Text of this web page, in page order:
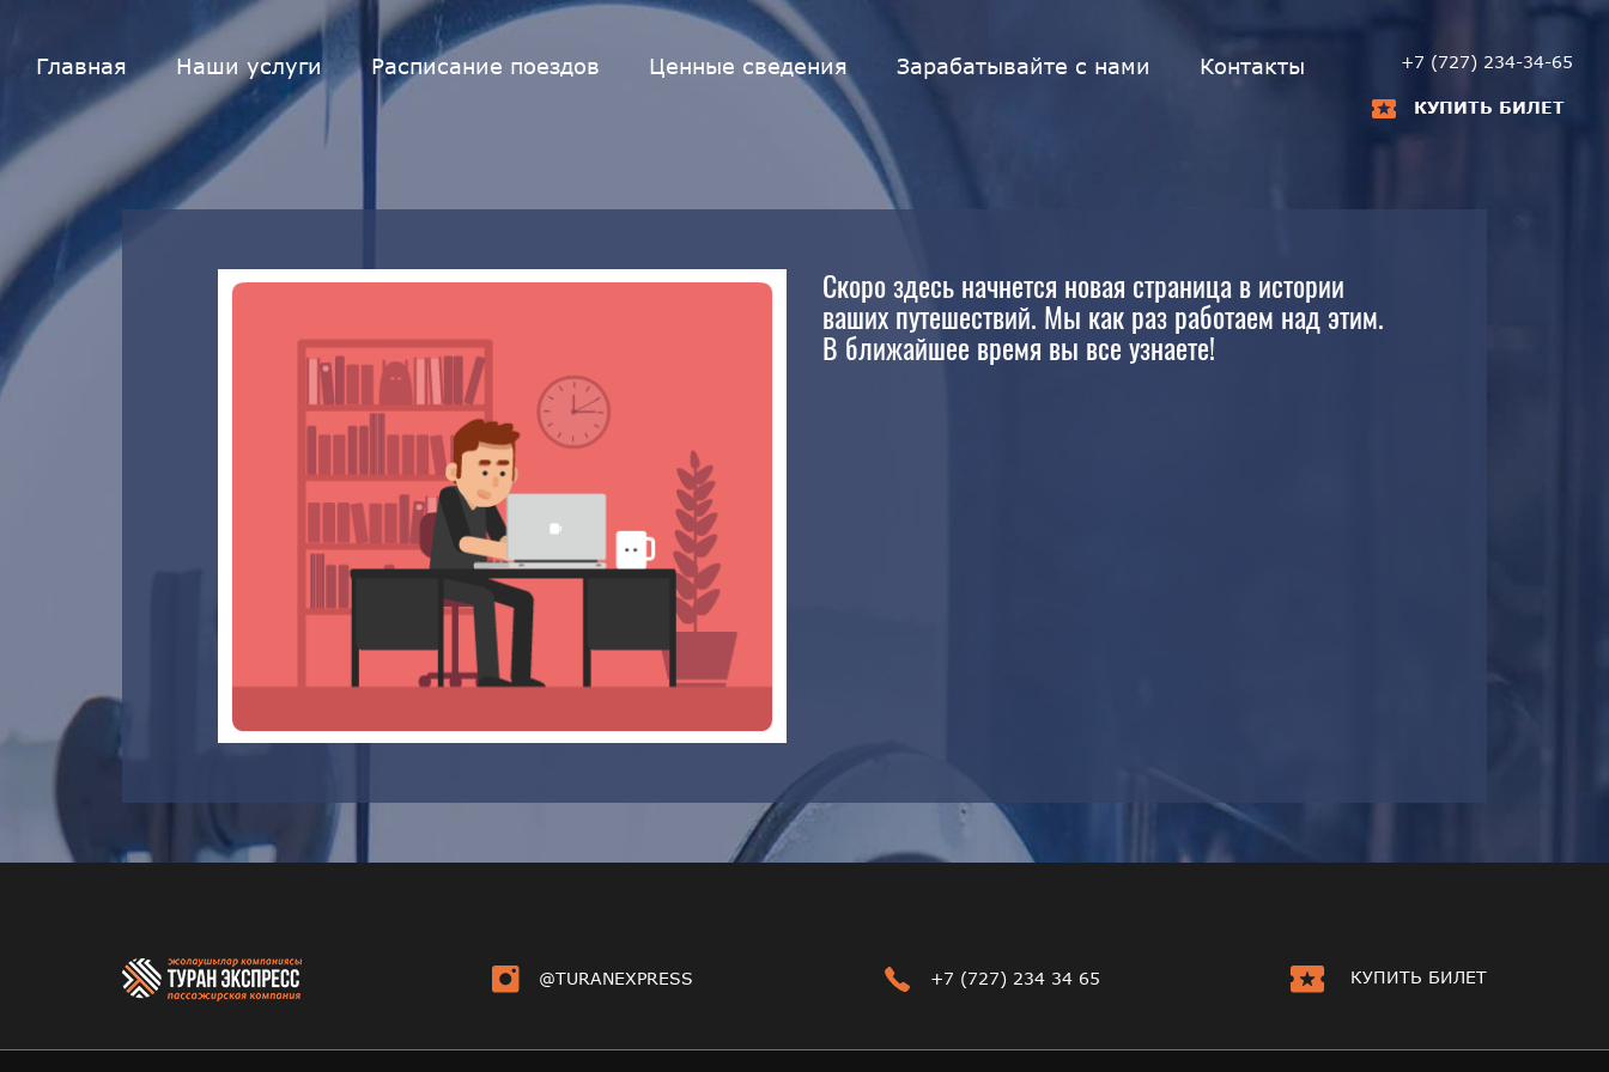
Главная Наши услуги Расписание поездов Ценные сведения Зарабатывайте с нами Контакты +7 (727) 234-34-65
КУПИТЬ БИЛЕТ
Скоро здесь начнется новая страница в истории
ваших путешествий. Мы как раз работаем над этим.
В ближайшее время вы все узнаете!
@TURANEXPRESS +7 (727) 234 34 65 КУПИТЬ БИЛЕТ